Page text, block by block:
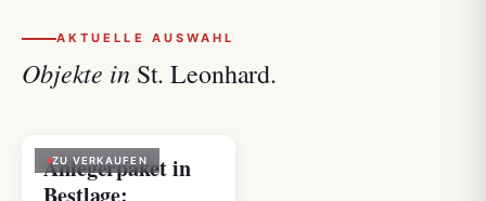
AKTUELLE AUSWAHL
Objekte in St. Leonhard.
ZU VERKAUFEN
Anlegerpaket in